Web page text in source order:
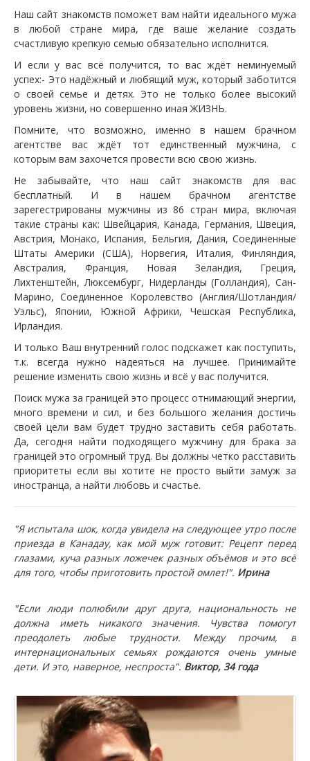
Нашсайт знакомств поможет вам найти идеального мужа
в любой стране мира, где ваше желание создать
счастливую крепкую семью обязательно исполнится.
И если у вас всё получится, то вас ждёт неминуемый
успех:- Это надёжный и любящий муж, который заботится
о своей семье и детях. Это не только более высокий
уровень жизни, но совершенно иная ЖИЗНЬ.
Помните, что возможно, именно в нашем брачном
агентстве вас ждёт тот единственный мужчина, с
которым вам захочется провести всю свою жизнь.
Не забывайте, что наш сайт знакомств для вас
бесплатный. И в нашем брачном агентстве
зарегестрированы мужчины из 86 стран мира, включая
такие страны как: Швейцария, Канада, Германия, Швеция,
Австрия, Монако, Испания, Бельгия, Дания, Соединенные
Штаты Америки (США), Норвегия, Италия, Финляндия,
Австралия, Франция, Новая Зеландия, Греция,
Лихтенштейн, Люксембург, Нидерланды (Голландия), Сан-
Марино, Соединенное Королевство (Англия/Шотландия/
Уэльс), Японии, Южной Африки, Чешская Республика,
Ирландия.
И только Ваш внутренний голос подскажет как поступить,
т.к. всегда нужно надеяться на лучшее. Принимайте
решение изменить свою жизнь и всё у вас получится.
Поиск мужа за границей это процесс отнимающий энергии,
много времени и сил, и без большого желания достичь
своей цели вам будет трудно заставить себя работать.
Да, сегодня найти подходящего мужчину для брака за
границей это огромный труд. Вы должны четко расставить
приоритеты если вы хотите не просто выйти замуж за
иностранца, а найти любовь и счастье.
"Я испытала шок, когда увидела на следующее утро после
приезда в Канадау, как мой муж готовит: Рецепт перед
глазами, куча разных ложечек разных объёмов и это всё
для того, чтобы приготовить простой омлет!". Ирина
"Если люди полюбили друг друга, национальность не
должна иметь никакого значения. Чувства помогут
преодолеть любые трудности. Между прочим, в
интернациональных семьях рождаются очень умные
дети. И это, наверное, неспроста". Виктор, 34 года